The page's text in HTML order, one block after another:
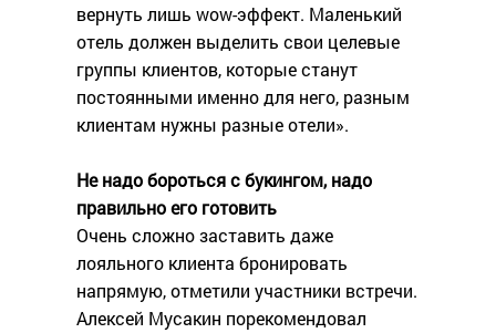
вернуть лишь wow-эффект. Маленький
отель должен выделить свои целевые
группы клиентов, которые станут
постоянными именно для него, разным
клиентам нужны разные отели».
Не надо бороться с букингом, надо
правильно его готовить
Очень сложно заставить даже
лояльного клиента бронировать
напрямую, отметили участники встречи.
Алексей Мусакин порекомендовал